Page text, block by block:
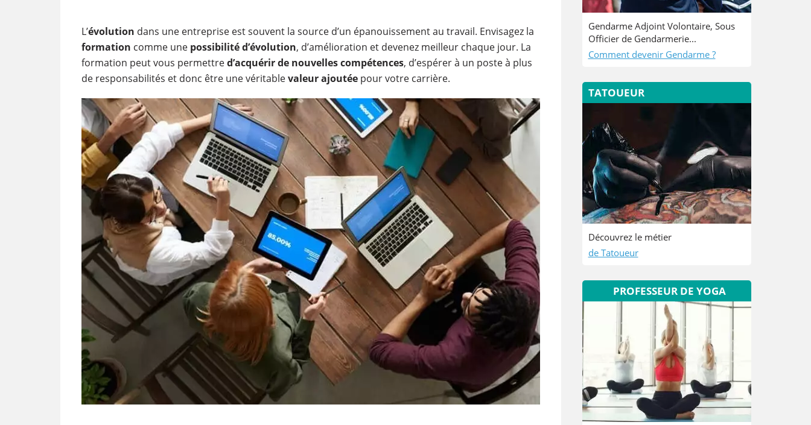
L’évolution dans une entreprise est souvent la source d’un épanouissement au travail. Envisagez la
formation comme une possibilité d’évolution, d’amélioration et devenez meilleur chaque jour. La
formation peut vous permettred’acquérir de nouvelles compétences, d’espérer à un poste à plus
de responsabilités et donc être une véritablevaleur ajoutéepour votre carrière.
Gendarme Adjoint Volontaire, Sous
Officier de Gendarmerie...
Comment devenir Gendarme ?
TATOUEUR
Découvrez le métier
de Tatoueur
PROFESSEUR DE YOGA